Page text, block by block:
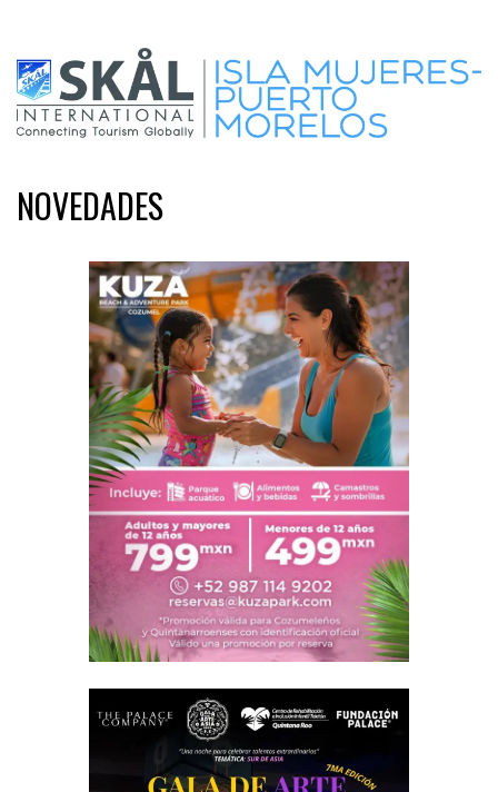
NOVEDADES